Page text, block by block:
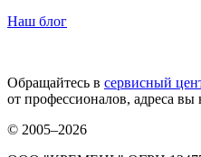
Наш блог
Обращайтесь в сервисный
от профессионалов, адреса вы
© 2005–2026